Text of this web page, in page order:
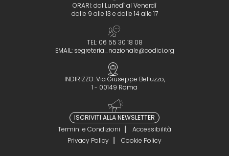
ORARI: dal Lunedì al Venerdì
dalle 9 alle 13 e dalle 14 alle 17
TEL: 06 55 30 18 08
EMAIL: segreteria_nazionale@codici.org
INDIRIZZO: Via Giuseppe Belluzzo,
1 - 00149 Roma
ISCRIVITI ALLA NEWSLETTER
Termini e Condizioni
Accessibilità
Privacy Policy
Cookie Policy